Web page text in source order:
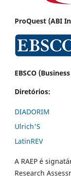
ProQuest (ABI
EBSCO
Diretórios:
DIADORIM
Ulrich'S
LatinREV
A RAEP é
Research